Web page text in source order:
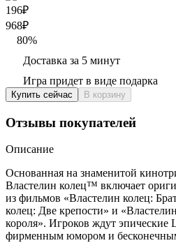
196₽
968₽
80%
Доставка за 5 минут
Игра придет в виде подарка
Купить сейчас В корзину
Отзывы покупателей
Описание
Основанная на знаменитой
Властелин колец™ включает
из фильмов «Властелин колец:
колец: Две крепости» и
короля». Игроков ждут эпические
фирменным юмором и